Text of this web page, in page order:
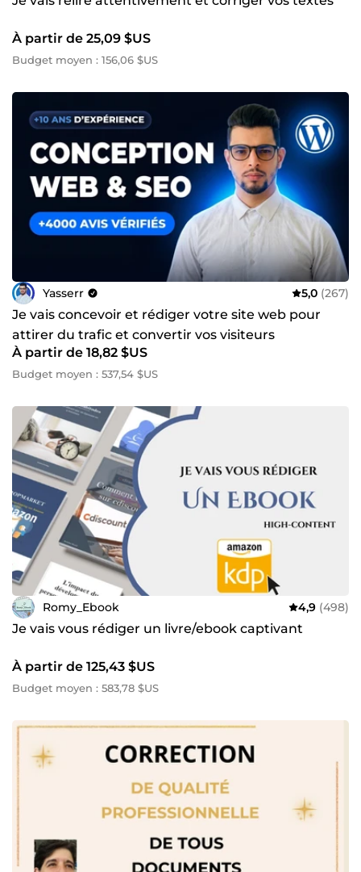
À partir de 25,09 $US
Budget moyen : 156,06 $US
Yasserr 5,0 (267)
Je vais concevoir et rédiger votre site web pour
attirer du trafic et convertir vos visiteurs
À partir de 18,82 $US
Budget moyen : 537,54 $US
Romy_Ebook 4,9 (498)
Je vais vous rédiger un livre/ebook captivant
À partir de 125,43 $US
Budget moyen : 583,78 $US